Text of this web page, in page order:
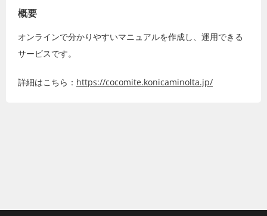
概要
オンラインで分かりやすいマニュアルを作成し、運用できる
サービスです。
詳細はこちら： https://cocomite.konicaminolta.jp/